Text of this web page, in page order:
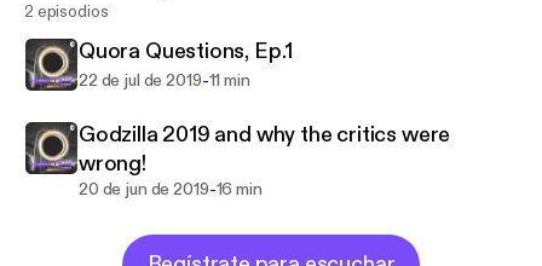
2 episodios
Quora Questions, Ep.1
22 de jul de 2019-11 min
Godzilla 2019 and why the critics were
wrong!
20 de jun de 2019-16 min